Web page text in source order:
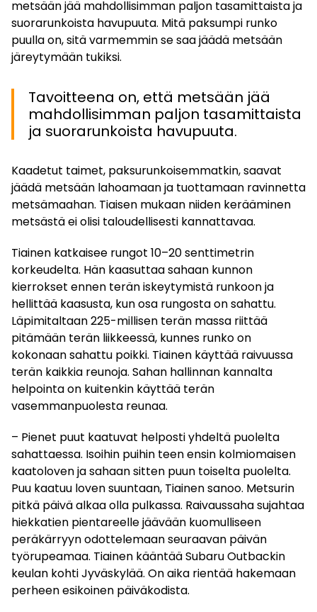
metsään jää mahdollisimman paljon tasamittaista ja
suorarunkoista havupuuta. Mitä paksumpi runko
puulla on, sitä varmemmin se saa jäädä metsään
järeytymään tukiksi.
Tavoitteena on, että metsään jää
mahdollisimman paljon tasamittaista
ja suorarunkoista havupuuta.
Kaadetut taimet, paksurunkoisemmatkin, saavat
jäädä metsään lahoamaan ja tuottamaan ravinnetta
metsämaahan. Tiaisen mukaan niiden kerääminen
metsästä ei olisi taloudellisesti kannattavaa.
Tiainen katkaisee rungot 10–20 senttimetrin
korkeudelta. Hän kaasuttaa sahaan kunnon
kierrokset ennen terän iskeytymistä runkoon ja
hellittää kaasusta, kun osa rungosta on sahattu.
Läpimitaltaan 225-millisen terän massa riittää
pitämään terän liikkeessä, kunnes runko on
kokonaan sahattu poikki. Tiainen käyttää raivuussa
terän kaikkia reunoja. Sahan hallinnan kannalta
helpointa on kuitenkin käyttää terän
vasemmanpuolesta reunaa.
– Pienet puut kaatuvat helposti yhdeltä puolelta
sahattaessa. Isoihin puihin teen ensin kolmiomaisen
kaatoloven ja sahaan sitten puun toiselta puolelta.
Puu kaatuu loven suuntaan, Tiainen sanoo. Metsurin
pitkä päivä alkaa olla pulkassa. Raivaussaha sujahtaa
hiekkatien pientareelle jäävään kuomulliseen
peräkärryyn odottelemaan seuraavan päivän
työrupeamaa. Tiainen kääntää Subaru Outbackin
keulan kohti Jyväskylää. On aika rientää hakemaan
perheen esikoinen päiväkodista.